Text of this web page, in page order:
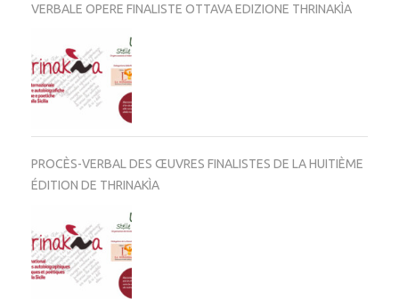
VERBALE OPERE FINALISTE OTTAVA EDIZIONE THRINAKÌA
PROCÈS-VERBAL DES ŒUVRES FINALISTES DE LA HUITIÈME
ÉDITION DE THRINAKÌA